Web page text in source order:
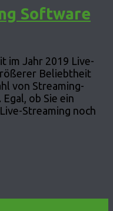
Software
im Jahr 2019 Live-
Beliebtheit
von Streaming-
ob Sie ein
Streaming noch